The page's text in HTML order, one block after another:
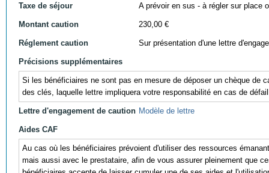
Taxe de séjour A prévoir en sus - à régler sur place
Montant caution 230,00 €
Réglement caution Sur présentation d'une lettre
Précisions supplémentaires
Si les bénéficiaires ne sont pas en mesure de déposer un chèque de
des clés, laquelle lettre impliquera votre responsabilité en cas de
Lettre d'engagement de caution Modèle de lettre
Aides CAF
Au cas où les bénéficiaires prévoient d'utiliser des ressources
mais aussi avec le prestataire, afin de vous assurer pleinement que